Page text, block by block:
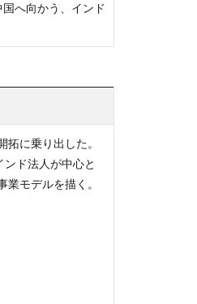
へ向かう、インド
に乗り出した。
ド法人が中心と
モデルを描く。